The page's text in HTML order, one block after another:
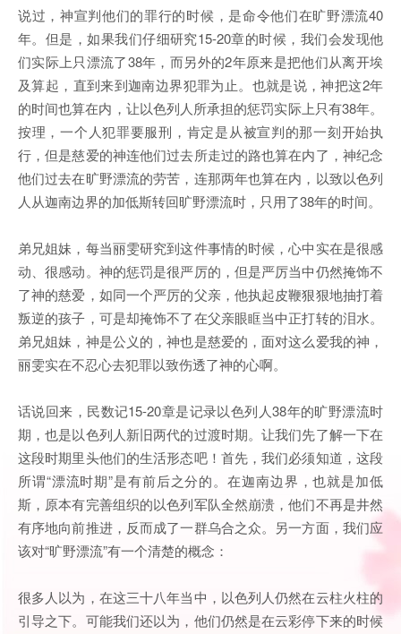
说过，神宣判他们的罪行的时候，是命令他们在旷野漂流40
年。但是，如果我们仔细研究15-20章的时候，我们会发现他
们实际上只漂流了38年，而另外的2年原来是把他们从离开埃
及算起，直到来到迦南边界犯罪为止。也就是说，神把这2年
的时间也算在内，让以色列人所承担的惩罚实际上只有38年。
按理，一个人犯罪要服刑，肯定是从被宣判的那一刻开始执
行，但是慈爱的神连他们过去所走过的路也算在内了，神纪念
他们过去在旷野漂流的劳苦，连那两年也算在内，以致以色列
人从迦南边界的加低斯转回旷野漂流时，只用了38年的时间。
弟兄姐妹，每当丽雯研究到这件事情的时候，心中实在是很感
动、很感动。神的惩罚是很严厉的，但是严厉当中仍然掩饰不
了神的慈爱，如同一个严厉的父亲，他执起皮鞭狠狠地抽打着
叛逆的孩子，可是却掩饰不了在父亲眼眶当中正打转的泪水。
弟兄姐妹，神是公义的，神也是慈爱的，面对这么爱我的神，
丽雯实在不忍心去犯罪以致伤透了神的心啊。
话说回来，民数记15-20章是记录以色列人38年的旷野漂流时
期，也是以色列人新旧两代的过渡时期。让我们先了解一下在
这段时期里头他们的生活形态吧！首先，我们必须知道，这段
所谓“漂流时期”是有前后之分的。在迦南边界，也就是加低
斯，原本有完善组织的以色列军队全然崩溃，他们不再是井然
有序地向前推进，反而成了一群乌合之众。另一方面，我们应
该对“旷野漂流”有一个清楚的概念：
很多人以为，在这三十八年当中，以色列人仍然在云柱火柱的
引导之下。可能我们还以为，他们仍然是在云彩停下来的时候